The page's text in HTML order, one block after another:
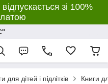
зі 100%
для дітей і підлітків Книги